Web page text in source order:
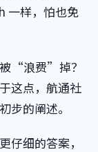
一样，怕也免
“浪费”掉？
这点，航通社
步的阐述。
仔细的答案，